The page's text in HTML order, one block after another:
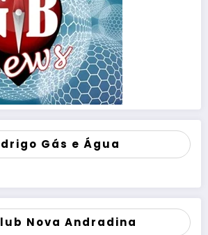
Gás e Água
Nova Andradina